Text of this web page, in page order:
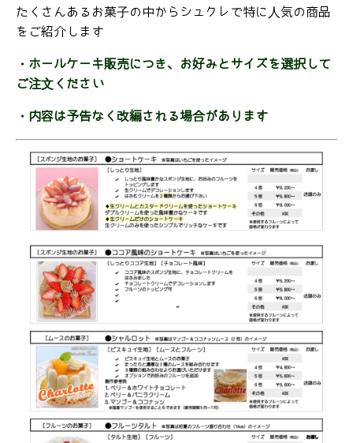
研究発表会
イベントレッスン
お申込み/キャンセル
受講規約
プロフィール
定番のお菓子達ご紹介
【生菓子】ホールケーキ
季節限定のお菓子達
記念日にお菓子を
Salon de Thé Sucre
サロン営業スケジュール
アクセス
お問い合わせ
たくさんあるお菓子の中からシュクレで特に人気の商品
をご紹介します
・ホールケーキ販売につき、お好みとサイズを選択して
ご注文ください
・内容は予告なく改編される場合があります